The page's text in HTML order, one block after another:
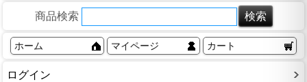
商品検索
ホーム マイページ カート
ログイン